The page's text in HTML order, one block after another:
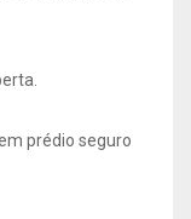
prédio seguro